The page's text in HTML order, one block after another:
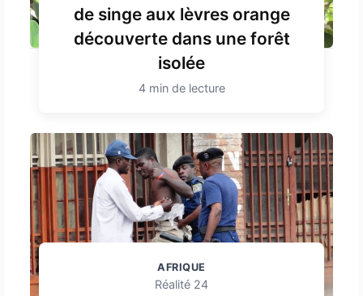
de singe aux lèvres orange
découverte dans une forêt
isolée
4 min de lecture
AFRIQUE
Réalité 24